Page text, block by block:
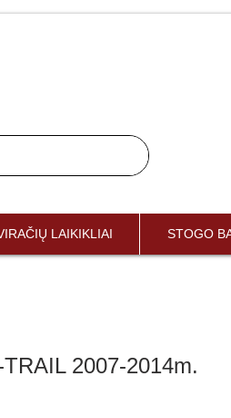
LAIKIKLIAI STOGO
2007-2014m.